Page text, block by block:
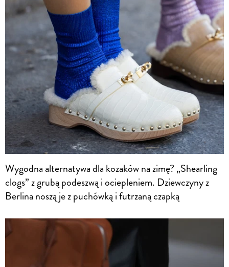
Wygodna alternatywa dla kozaków na zimę? „Shearling
clogs” z grubą podeszwą i ociepleniem. Dziewczyny z
Berlina noszą je z puchówką i futrzaną czapką